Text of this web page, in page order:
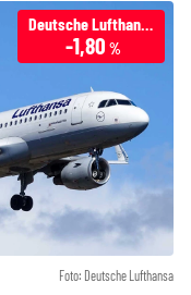
Foto: Deutsche Lufthansa
Deutsche Lufthansa
-1,80 %